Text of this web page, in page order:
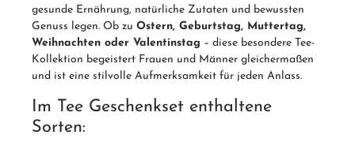
gesunde Ernährung, natürliche Zutaten und bewussten
Genuss legen. Ob zu Ostern, Geburtstag, Muttertag,
Weihnachten oder Valentinstag – diese besondere Tee-
Kollektion begeistert Frauen und Männer gleichermaßen
und ist eine stilvolle Aufmerksamkeit für jeden Anlass.
Im Tee Geschenkset enthaltene
Sorten: